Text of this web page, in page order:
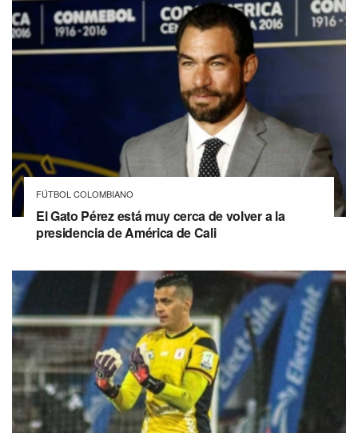
FÚTBOL COLOMBIANO
El Gato Pérez está muy cerca de volver a la
presidencia de América de Cali